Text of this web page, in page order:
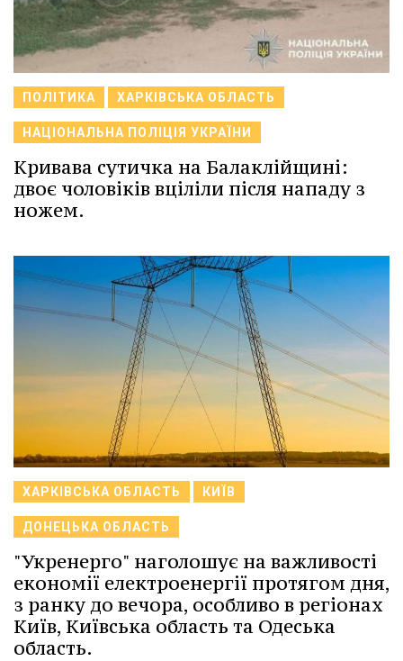
ПОЛІТИКА ХАРКІВСЬКА ОБЛАСТЬ
НАЦІОНАЛЬНА ПОЛІЦІЯ УКРАЇНИ
Кривава сутичка на Балаклійщині:
двоє чоловіків вціліли після нападу з
ножем.
ХАРКІВСЬКА ОБЛАСТЬ КИЇВ
ДОНЕЦЬКА ОБЛАСТЬ
"Укренерго" наголошує на важливості
економії електроенергії протягом дня,
з ранку до вечора, особливо в регіонах
Київ, Київська область та Одеська
область.